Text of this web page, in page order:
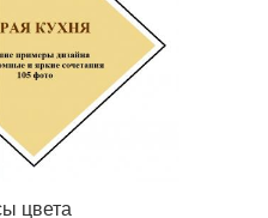
цвета